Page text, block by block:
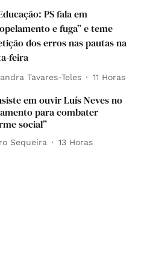
PS fala em
e fuga” e teme
dos erros nas pautas na
feira
Tavares-Teles 11 Horas
em ouvir Luís Neves no
para combater
social”
Sequeira 13 Horas